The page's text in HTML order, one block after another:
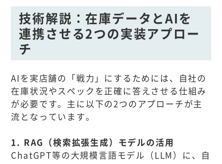
技術解説：在庫データとAIを
連携させる2つの実装アプロー
チ
AIを実店舗の「戦力」にするためには、自社の
在庫状況やスペックを正確に答えさせる仕組み
が必要です。主に以下の2つのアプローチが主
流となっています。
1. RAG（検索拡張生成）モデルの活用
ChatGPT等の大規模言語モデル（LLM）に、自